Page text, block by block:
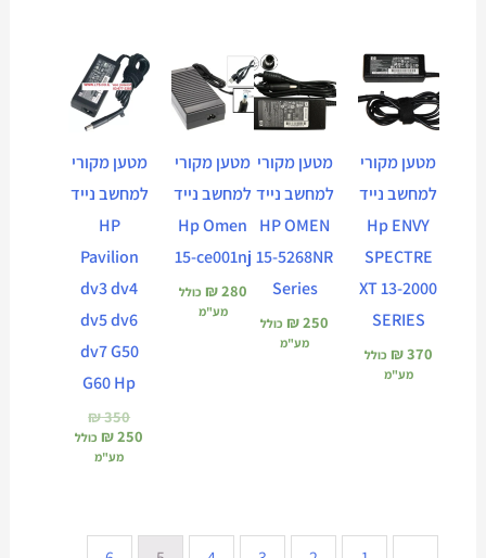
מטען מקורי
למחשב נייד
Hp ENVY
SPECTRE
XT 13-2000
SERIES
₪370
כולל
מע"מ
מטען מקורי
למחשב נייד
HP OMEN
15-5268NR
Series
₪250
כולל
מע"מ
מטען מקורי
למחשב נייד
Hp Omen
15-ce001nj
₪280
כולל
מע"מ
מטען מקורי
למחשב נייד
HP
Pavilion
dv3 dv4
dv5 dv6
dv7 G50
G60 Hp
₪350
המקורי
היה:
₪ 350.
₪250
המחיר
הנוכחי
הוא:
₪ 250.
כולל
מע"מ